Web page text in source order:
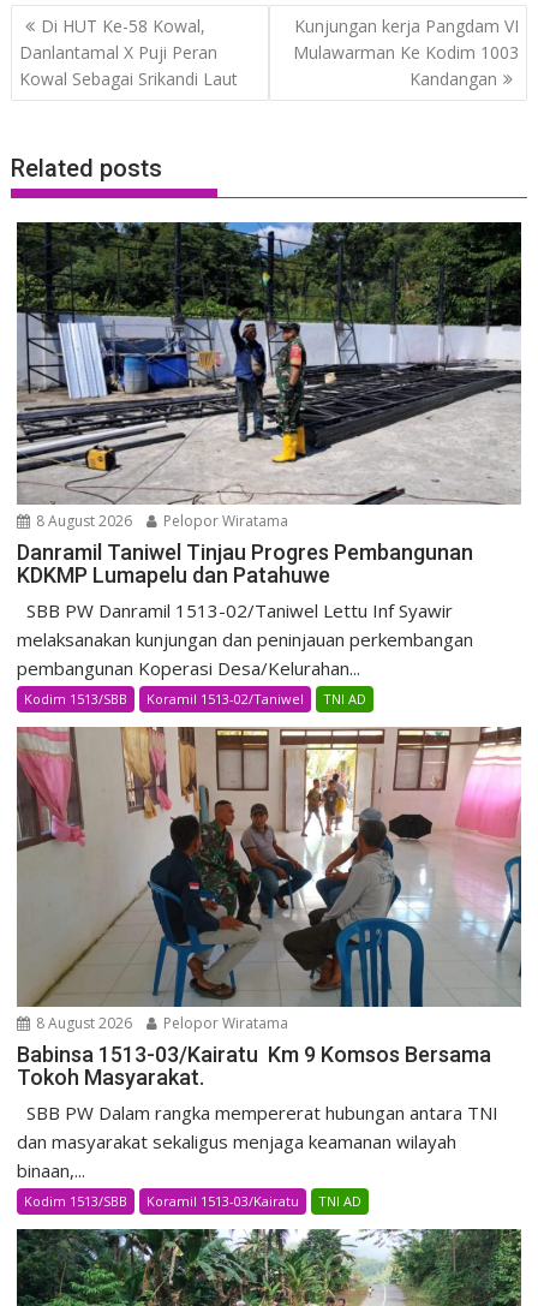
Post
navigation
Di HUT Ke-58 Kowal,
Danlantamal X Puji Peran
Kowal Sebagai Srikandi Laut
Kunjungan kerja Pangdam VI
Mulawarman Ke Kodim 1003
Kandangan
Related posts
8 August 2026 Pelopor Wiratama
Danramil Taniwel Tinjau Progres Pembangunan
KDKMP Lumapelu dan Patahuwe
SBB PW Danramil 1513-02/Taniwel Lettu Inf Syawir
melaksanakan kunjungan dan peninjauan perkembangan
pembangunan Koperasi Desa/Kelurahan...
Kodim 1513/SBB Koramil 1513-02/Taniwel TNI AD
8 August 2026 Pelopor Wiratama
Babinsa 1513-03/Kairatu Km 9 Komsos Bersama
Tokoh Masyarakat.
SBB PW Dalam rangka mempererat hubungan antara TNI
dan masyarakat sekaligus menjaga keamanan wilayah
binaan,...
Kodim 1513/SBB Koramil 1513-03/Kairatu TNI AD